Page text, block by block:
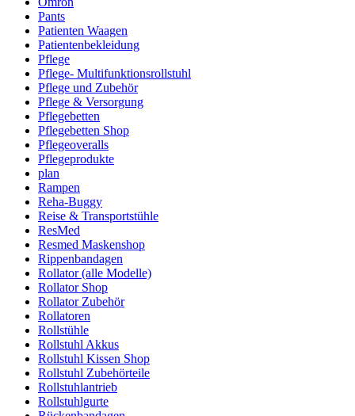
Pants
Patienten Waagen
Patientenbekleidung
Pflege
Pflege- Multifunktionsrollstuhl
Pflege und Zubehör
Pflege & Versorgung
Pflegebetten
Pflegebetten Shop
Pflegeoveralls
Pflegeprodukte
plan
Rampen
Reha-Buggy
Reise & Transportstühle
ResMed
Resmed Maskenshop
Rippenbandagen
Rollator (alle Modelle)
Rollator Shop
Rollator Zubehör
Rollatoren
Rollstühle
Rollstuhl Akkus
Rollstuhl Kissen Shop
Rollstuhl Zubehörteile
Rollstuhlantrieb
Rollstuhlgurte